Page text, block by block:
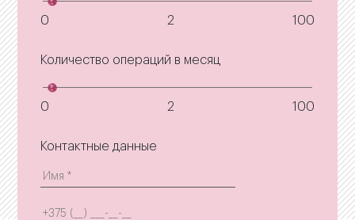
0 2 100
Количество операций в месяц
0 2 100
Контактные данные